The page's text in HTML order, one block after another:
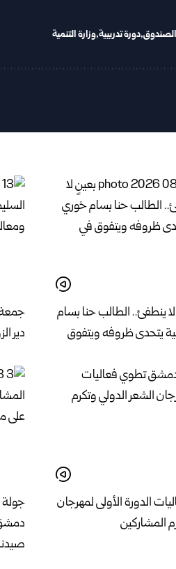
دورة تدريبية وزارة التنمية
ينطفئ.. الطالب حنا بسام
يتحدى ظروفه ويتفوق
دير
الدورة الأولى لمهرجان
المشاركين
جولة